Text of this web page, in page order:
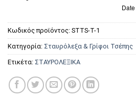
Κωδικός προϊόντος: STTS-T-1
Κατηγορία: Σταυρόλεξα & Γρίφοι Τσέπης
Ετικέτα: ΣΤΑΥΡΟΛΕΞΙΚΑ